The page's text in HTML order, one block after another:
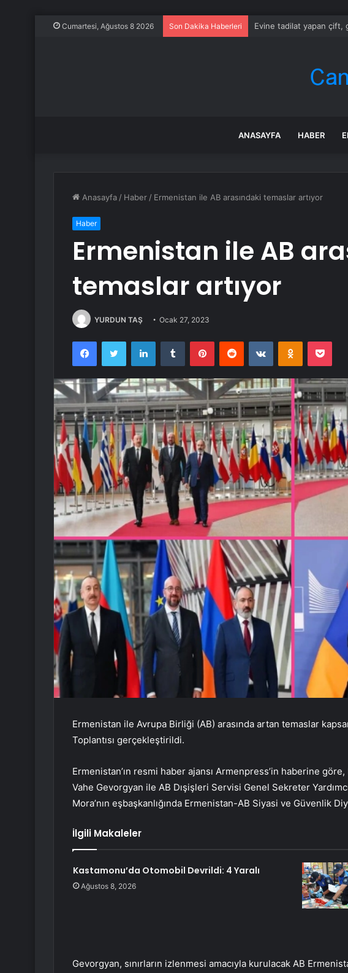
Cumartesi, Ağustos 8 2026 Son Dakika Haberleri Evine tadilat yapan çift,
ANASAYFA HABER
Anasayfa / Haber / Ermenistan ile AB arasındaki temaslar artıyor
Haber
Ermenistan ile AB
temaslar artıyor
YURDUN TAŞ Ocak 27, 2023
FacebookTwitter LinkedInTumblr PinterestReddit VKontakte
Ermenistan ile Avrupa Birliği (AB) arasında artan temaslar
Toplantısı gerçekleştirildi.
Ermenistan’ın resmi haber ajansı Armenpress’in haberine göre,
Vahe Gevorgyan ile AB Dışişleri Servisi Genel Sekreter
Mora’nın eşbaşkanlığında Ermenistan-AB Siyasi ve Güvenlik
İlgili Makaleler
Kastamonu’da Otomobil Devrildi: 4 Yaralı
Ağustos 8, 2026
Gevorgyan, sınırların izlenmesi amacıyla kurulacak AB